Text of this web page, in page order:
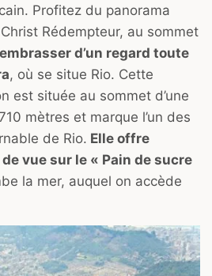
Profitez du panorama
Rédempteur, au sommet
embrasser d’un regard toute
, où se situe Rio. Cette
est située au sommet d’une
mètres et marque l’un des
de Rio. Elle offre
vue sur le « Pain de sucre
la mer, auquel on accède